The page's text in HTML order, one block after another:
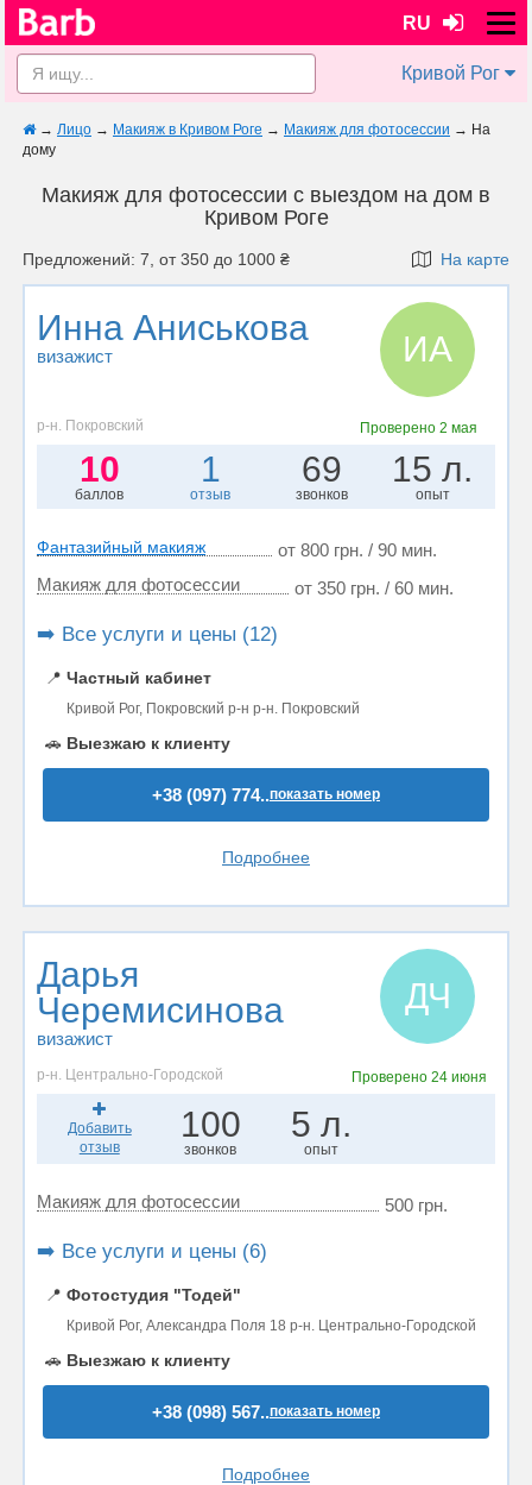
RU
Кривой Рог
→ Лицо → Макияж в Кривом Роге → Макияж для фотосессии → На
дому
Макияж для фотосессии с выездом на дом в
Кривом Роге
Предложений: 7, от 350 до 1000 ₴ На карте
Инна Аниськова
визажист ИА
р-н. Покровский Проверено2 мая
10
баллов
1
отзыв
69
звонков
15 л.
опыт
Фантазийный макияж
от 800 грн. / 90 мин.
Макияж для фотосессии
от 350 грн. / 60 мин.
➡️ Все услуги и цены (12)
📍 Частный кабинет
Кривой Рог, Покровский р-н р-н. Покровский
🚗 Выезжаю к клиенту
+38 (097) 774..показать номер
Подробнее
Дарья
Черемисинова
визажист
ДЧ
р-н. Центрально-Городской Проверено 24 июня
Добавить
отзыв
100
звонков
5 л.
опыт
Макияж для фотосессии 500 грн.
➡️ Все услуги и цены (6)
📍 Фотостудия "Тодей"
Кривой Рог, Александра Поля 18 р-н. Центрально-Городской
🚗 Выезжаю к клиенту
+38 (098) 567..показать номер
Подробнее